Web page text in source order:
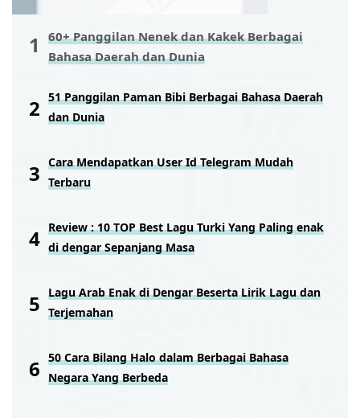
60+ Panggilan Nenek dan Kakek Berbagai
Bahasa Daerah dan Dunia
51 Panggilan Paman Bibi Berbagai Bahasa Daerah
dan Dunia
Cara Mendapatkan User Id Telegram Mudah
Terbaru
Review : 10 TOP Best Lagu Turki Yang Paling enak
di dengar Sepanjang Masa
Lagu Arab Enak di Dengar Beserta Lirik Lagu dan
Terjemahan
50 Cara Bilang Halo dalam Berbagai Bahasa
Negara Yang Berbeda